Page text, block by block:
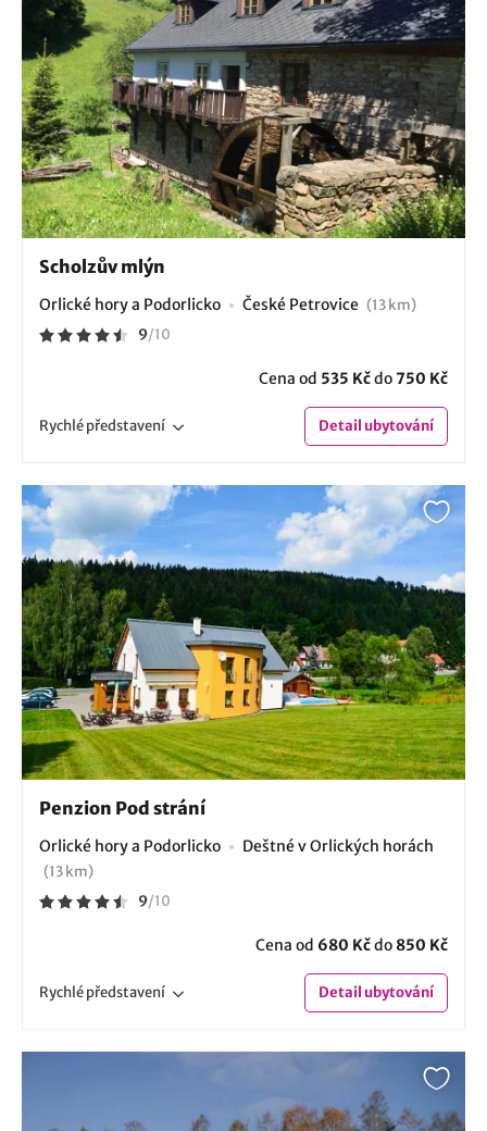
Scholzův mlýn
Orlické hory a Podorlicko České Petrovice (13 km)
9/10
Cena od 535 Kčdo750 Kč
Rychlépředstavení Detailubytování
Penzion Pod strání
Orlické hory a Podorlicko Deštné v Orlických horách
(13 km)
9/10
Cena od 680 Kčdo 850 Kč
Rychlépředstavení Detailubytování